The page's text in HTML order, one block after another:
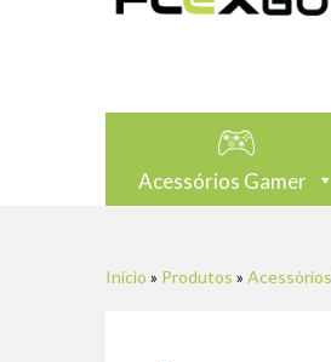
Acessórios Gamer
Início » Produtos »